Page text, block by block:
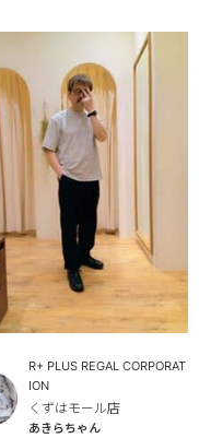
R+ PLUS REGAL CORPORAT
ION
くずはモール店
あきらちゃん